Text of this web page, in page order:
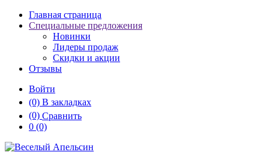
Главная страница
Специальные предложения
Новинки
Лидеры продаж
Скидки и акции
Отзывы
Войти
(0) В закладках
(0) Сравнить
0 (0)